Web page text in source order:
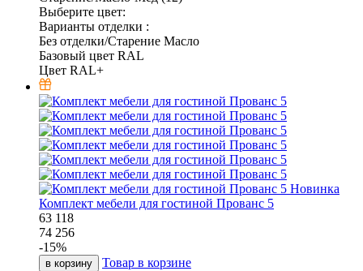
Выберите цвет:
Варианты отделки :
Без отделки/Старение Масло
Базовый цвет RAL
Цвет RAL+
Новинка
Комплект мебели для гостиной Прованс 5
63 118
74 256
-15%
в корзину Товар в корзине